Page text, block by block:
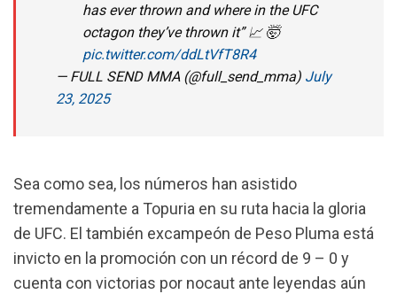
has ever thrown and where in the UFC
octagon they’ve thrown it” 📈 🤯
pic.twitter.com/ddLtVfT8R4
— FULL SEND MMA (@full_send_mma) July
23, 2025
Sea como sea, los números han asistido
tremendamente a Topuria en su ruta hacia la gloria
de UFC. El también excampeón de Peso Pluma está
invicto en la promoción con un récord de 9 – 0 y
cuenta con victorias por nocaut ante leyendas aún